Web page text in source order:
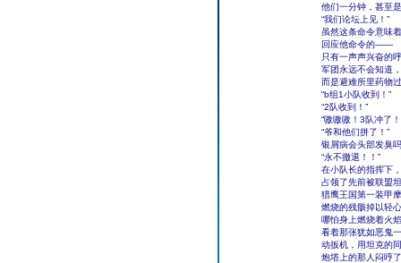
他们一分钟，甚至
“我们论坛上见！”
虽然这条命令意味
回应他命令的——
只有一声声兴奋的
军团永远不会知道
而是避难所里药物
“b组1小队收到！”
“2队收到！”
“嗷嗷嗷！3队冲了！
“爷和他们拼了！”
银屑病会头部发臭吗
“永不撤退！！”
在小队长的指挥下
占领了先前被联盟
猎鹰王国第一装甲
燃烧的残骸掉以轻
哪怕身上燃烧着火
看着那张犹如恶鬼
动扳机，用坦克的
炮塔上的那人闷哼